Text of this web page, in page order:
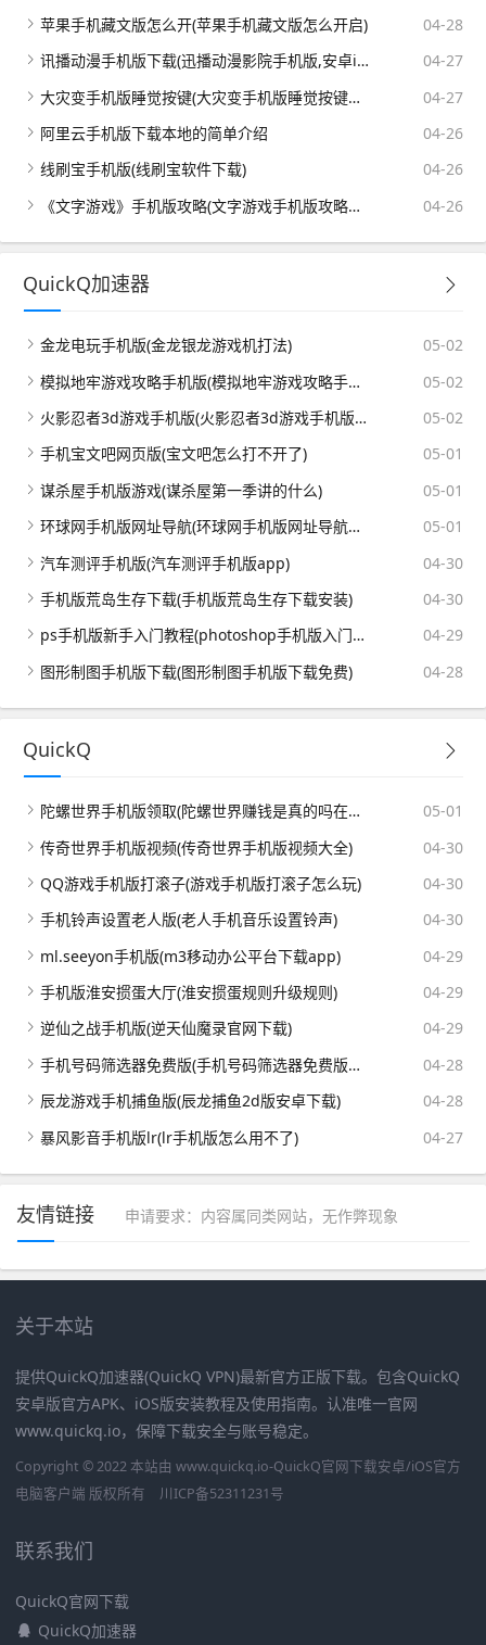
苹果手机藏文版怎么开(苹果手机藏文版怎么开启)
04-28
讯播动漫手机版下载(迅播动漫影院手机版,安卓ios都可以上哦!)
04-27
大灾变手机版睡觉按键(大灾变手机版睡觉按键设置)
04-27
阿里云手机版下载本地的简单介绍
04-26
线刷宝手机版(线刷宝软件下载)
04-26
《文字游戏》手机版攻略(文字游戏手机版攻略大全)
04-26
QuickQ加速器
金龙电玩手机版(金龙银龙游戏机打法)
05-02
模拟地牢游戏攻略手机版(模拟地牢游戏攻略手机版怎么玩)
05-02
火影忍者3d游戏手机版(火影忍者3d游戏手机版官网)
05-02
手机宝文吧网页版(宝文吧怎么打不开了)
05-01
谋杀屋手机版游戏(谋杀屋第一季讲的什么)
05-01
环球网手机版网址导航(环球网手机版网址导航在哪)
05-01
汽车测评手机版(汽车测评手机版app)
04-30
手机版荒岛生存下载(手机版荒岛生存下载安装)
04-30
ps手机版新手入门教程(photoshop手机版入门教程)
04-29
图形制图手机版下载(图形制图手机版下载免费)
04-28
QuickQ
陀螺世界手机版领取(陀螺世界赚钱是真的吗在哪填邀请码)
05-01
传奇世界手机版视频(传奇世界手机版视频大全)
04-30
QQ游戏手机版打滚子(游戏手机版打滚子怎么玩)
04-30
手机铃声设置老人版(老人手机音乐设置铃声)
04-30
ml.seeyon手机版(m3移动办公平台下载app)
04-29
手机版淮安掼蛋大厅(淮安掼蛋规则升级规则)
04-29
逆仙之战手机版(逆天仙魔录官网下载)
04-29
手机号码筛选器免费版(手机号码筛选器免费版下载)
04-28
辰龙游戏手机捕鱼版(辰龙捕鱼2d版安卓下载)
04-28
暴风影音手机版lr(lr手机版怎么用不了)
04-27
友情链接 申请要求：内容属同类网站，无作弊现象
关于本站
提供QuickQ加速器(QuickQ VPN)最新官方正版下载。包含QuickQ
安卓版官方APK、iOS版安装教程及使用指南。认准唯一官网
www.quickq.io，保障下载安全与账号稳定。
Copyright © 2022 本站由 www.quickq.io-QuickQ官网下载安卓/iOS官方
电脑客户端 版权所有
川ICP备52311231号
联系我们
QuickQ官网下载
QuickQ加速器